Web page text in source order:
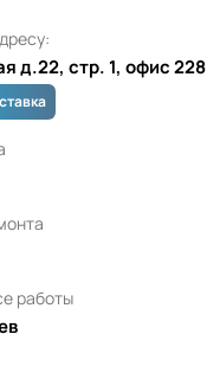
д.22, стр. 1, офис 228
работы